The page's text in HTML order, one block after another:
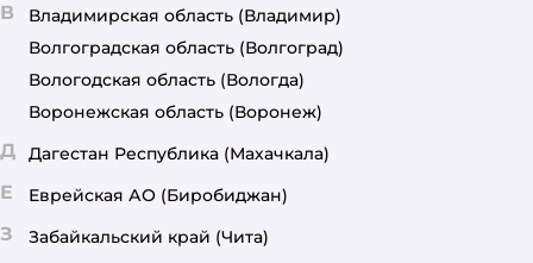
В Владимирская область (Владимир)
Волгоградская область (Волгоград)
Вологодская область (Вологда)
Воронежская область (Воронеж)
Д Дагестан Республика (Махачкала)
Е Еврейская АО (Биробиджан)
З Забайкальский край (Чита)